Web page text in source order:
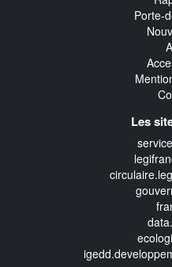
Porte-
Les